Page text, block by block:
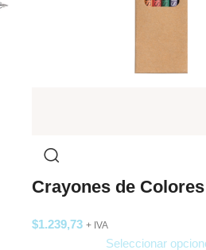
Crayones de
$1.239,73 + IVA
Seleccionar